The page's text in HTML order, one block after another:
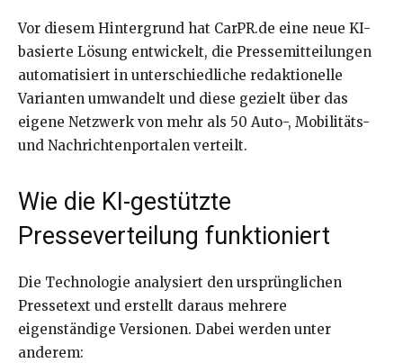
Vor diesem Hintergrund hat CarPR.de eine neue KI-
basierte Lösung entwickelt, die Pressemitteilungen
automatisiert in unterschiedliche redaktionelle
Varianten umwandelt und diese gezielt über das
eigene Netzwerk von mehr als 50 Auto-, Mobilitäts-
und Nachrichtenportalen verteilt.
Wie die KI-gestützte
Presseverteilung funktioniert
Die Technologie analysiert den ursprünglichen
Pressetext und erstellt daraus mehrere
eigenständige Versionen. Dabei werden unter
anderem: